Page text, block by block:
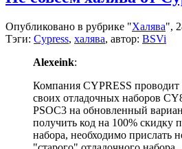
Опубликовано в рубрике "Халява",
Тэги: Cypress, халява, автор: BSVi
Alexeink:
Компания CYPRESS
своих отладочных наборов
PSOC3 на обновленный
получить код на 100% скидку
набора, необходимо прислать